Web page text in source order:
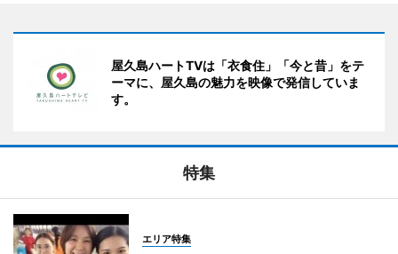
屋久島ハートTVは「衣食住」「今と昔」をテ
ーマに、屋久島の魅力を映像で発信していま
す。
特集
エリア特集